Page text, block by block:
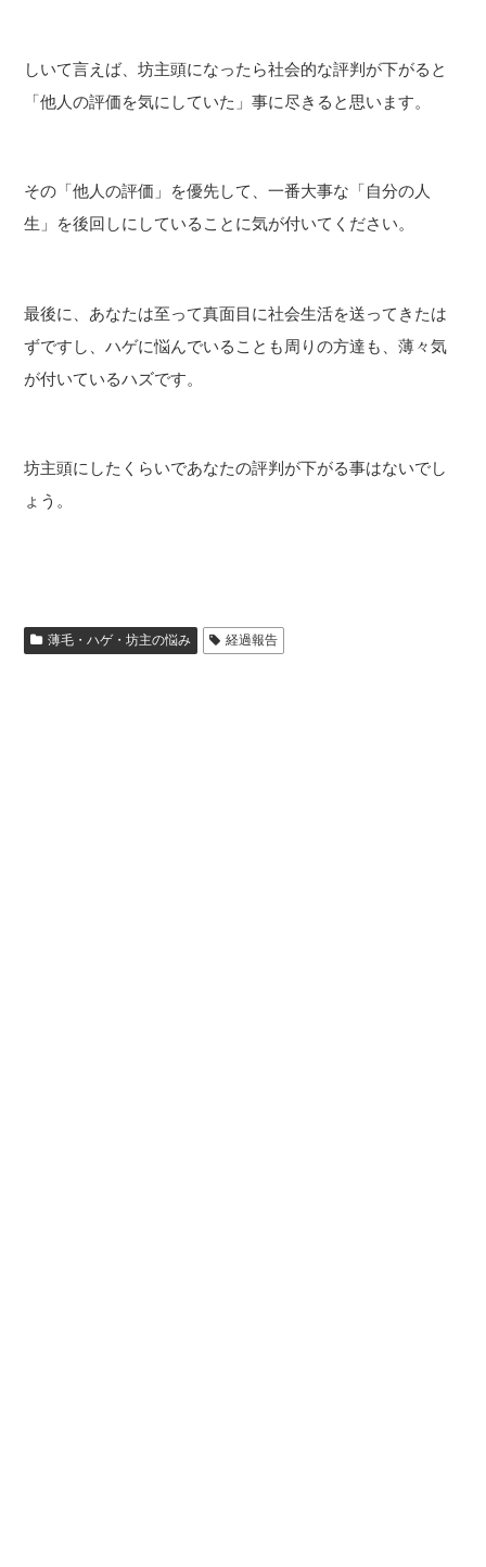
しいて言えば、坊主頭になったら社会的な評判が下がると
「他人の評価を気にしていた」事に尽きると思います。
その「他人の評価」を優先して、一番大事な「自分の人
生」を後回しにしていることに気が付いてください。
最後に、あなたは至って真面目に社会生活を送ってきたは
ずですし、ハゲに悩んでいることも周りの方達も、薄々気
が付いているハズです。
坊主頭にしたくらいであなたの評判が下がる事はないでし
ょう。
薄毛・ハゲ・坊主の悩み 経過報告